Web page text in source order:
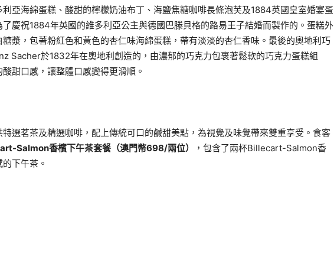
亞海綿蛋糕、酸甜的檸檬奶油布丁、海鹽焦糖咖啡長條泡芙及1884英國皇室婚宴蛋
慶祝1884年英國的維多利亞公主與德國巴滕貝格的路易王子結婚而製作的。蛋糕外
漿，包著粉紅色和黃色的杏仁味海綿蛋糕，帶有淡淡的杏仁香味。最後的奧地利巧
Sacher於1832年在奧地利創造的，由濃郁的巧克力包裹著鬆軟的巧克力蛋糕組
甜口感，讓整體口感變得更滑順。
特選茗茶及精選咖啡，配上傳統可口的鹹甜美點，為視覺及味覺帶來雙重享受。食客
Salmon香檳下午茶套餐（澳門幣698/兩位）
，包含了兩杯Billecart-Salmon香
下午茶。